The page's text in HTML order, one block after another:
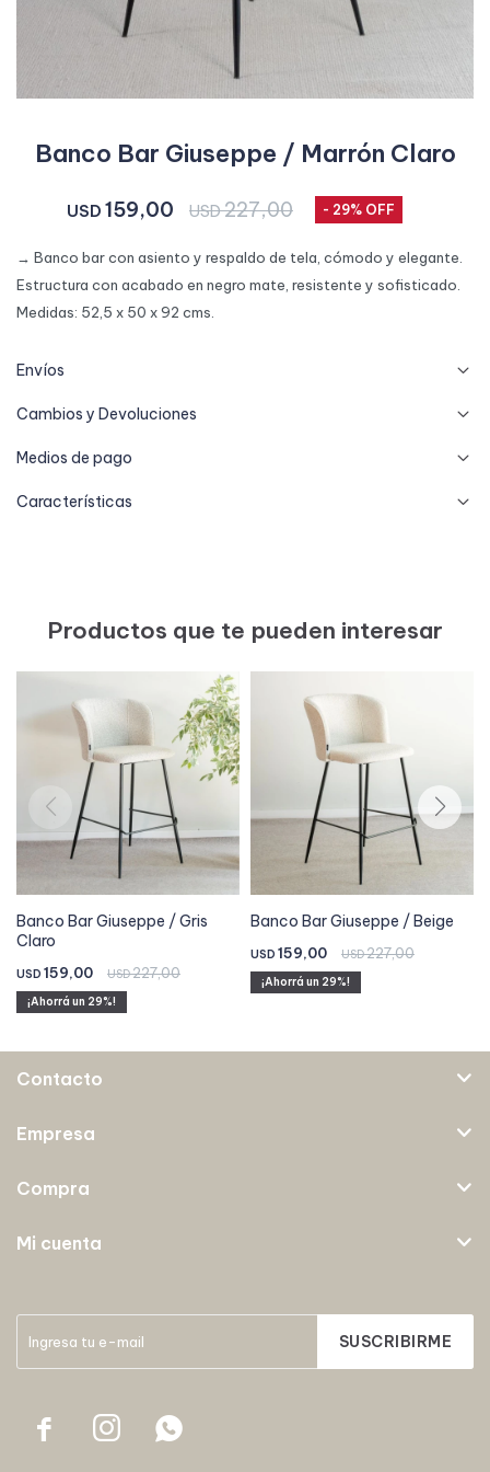
Banco Bar Giuseppe / Marrón Claro
USD 159,00 USD227,00 29
→ Banco bar con asiento y respaldo de tela, cómodo y elegante.
Estructura con acabado en negro mate, resistente y sofisticado.
Medidas: 52,5 x 50 x 92 cms.
Envíos
Cambios y Devoluciones
Medios de pago
Características
Productos que te pueden interesar
Banco Bar Giuseppe / Gris
Claro
USD 159,00 USD227,00
29
Banco Bar Giuseppe / Beige
USD 159,00 USD227,00
29
SUSCRIBIRME
  
Contacto
Empresa
Compra
Mi cuenta